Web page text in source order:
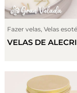
Fazer velas, Velas
VELAS DE